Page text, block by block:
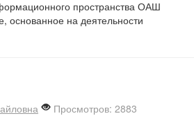
пространства ОАШ
основанное на деятельности
Просмотров: 2883